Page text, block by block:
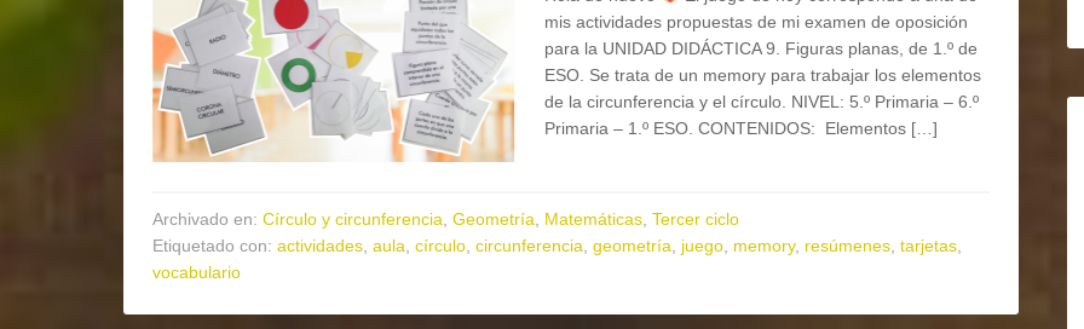
mis actividades propuestas de mi examen de oposición
para la UNIDAD DIDÁCTICA 9. Figuras planas, de 1.º de
ESO. Se trata de un memory para trabajar los elementos
de la circunferencia y el círculo. NIVEL: 5.º Primaria – 6.º
Primaria – 1.º ESO. CONTENIDOS: Elementos […]
Archivado en: Círculo y circunferencia, Geometría, Matemáticas, Tercer ciclo
Etiquetado con: actividades, aula, círculo, circunferencia, geometría, juego, memory, resúmenes, tarjetas,
vocabulario